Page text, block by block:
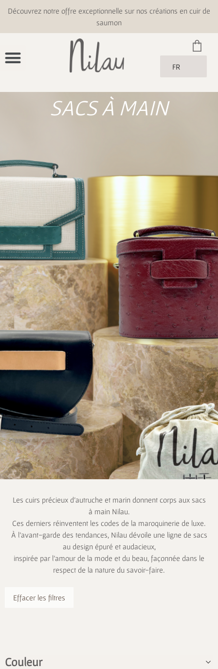
Découvrez notre offre exceptionnelle sur nos créations en cuir de
saumon
FR
SACS À MAIN
Les cuirs précieux d’autruche et marin donnent corps aux sacs
à main Nilau.
Ces derniers réinventent les codes de la maroquinerie de luxe.
À l’avant-garde des tendances, Nilau dévoile une ligne de sacs
au design épuré et audacieux,
inspirée par l’amour de la mode et du beau, façonnée dans le
respect de la nature du savoir-faire.
Effacer les filtres
Couleur